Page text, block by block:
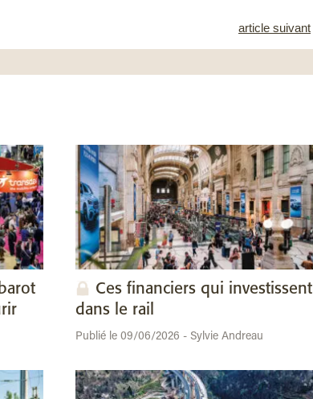
article suivant
Ces financiers qui investissent
dans le rail
Publié le 09/06/2026 - Sylvie Andreau